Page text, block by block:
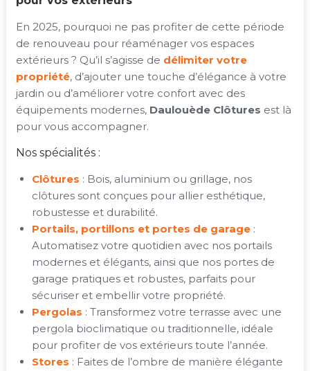
En 2025, pourquoi ne pas profiter de cette période
de renouveau pour réaménager vos espaces
extérieurs ? Qu’il s’agisse de délimiter votre
propriété, d’ajouter une touche d’élégance à votre
jardin ou d’améliorer votre confort avec des
équipements modernes, Daulouède Clôtures est là
pour vous accompagner.
Nos spécialités :
Clôtures : Bois, aluminium ou grillage, nos
clôtures sont conçues pour allier esthétique,
robustesse et durabilité.
Portails, portillons et portes de garage:
Automatisez votre quotidien avec nos portails
modernes et élégants, ainsi que nos portes de
garage pratiques et robustes, parfaits pour
sécuriser et embellir votre propriété.
Pergolas : Transformez votre terrasse avec une
pergola bioclimatique ou traditionnelle, idéale
pour profiter de vos extérieurs toute l’année.
Stores : Faites de l’ombre de manière élégante